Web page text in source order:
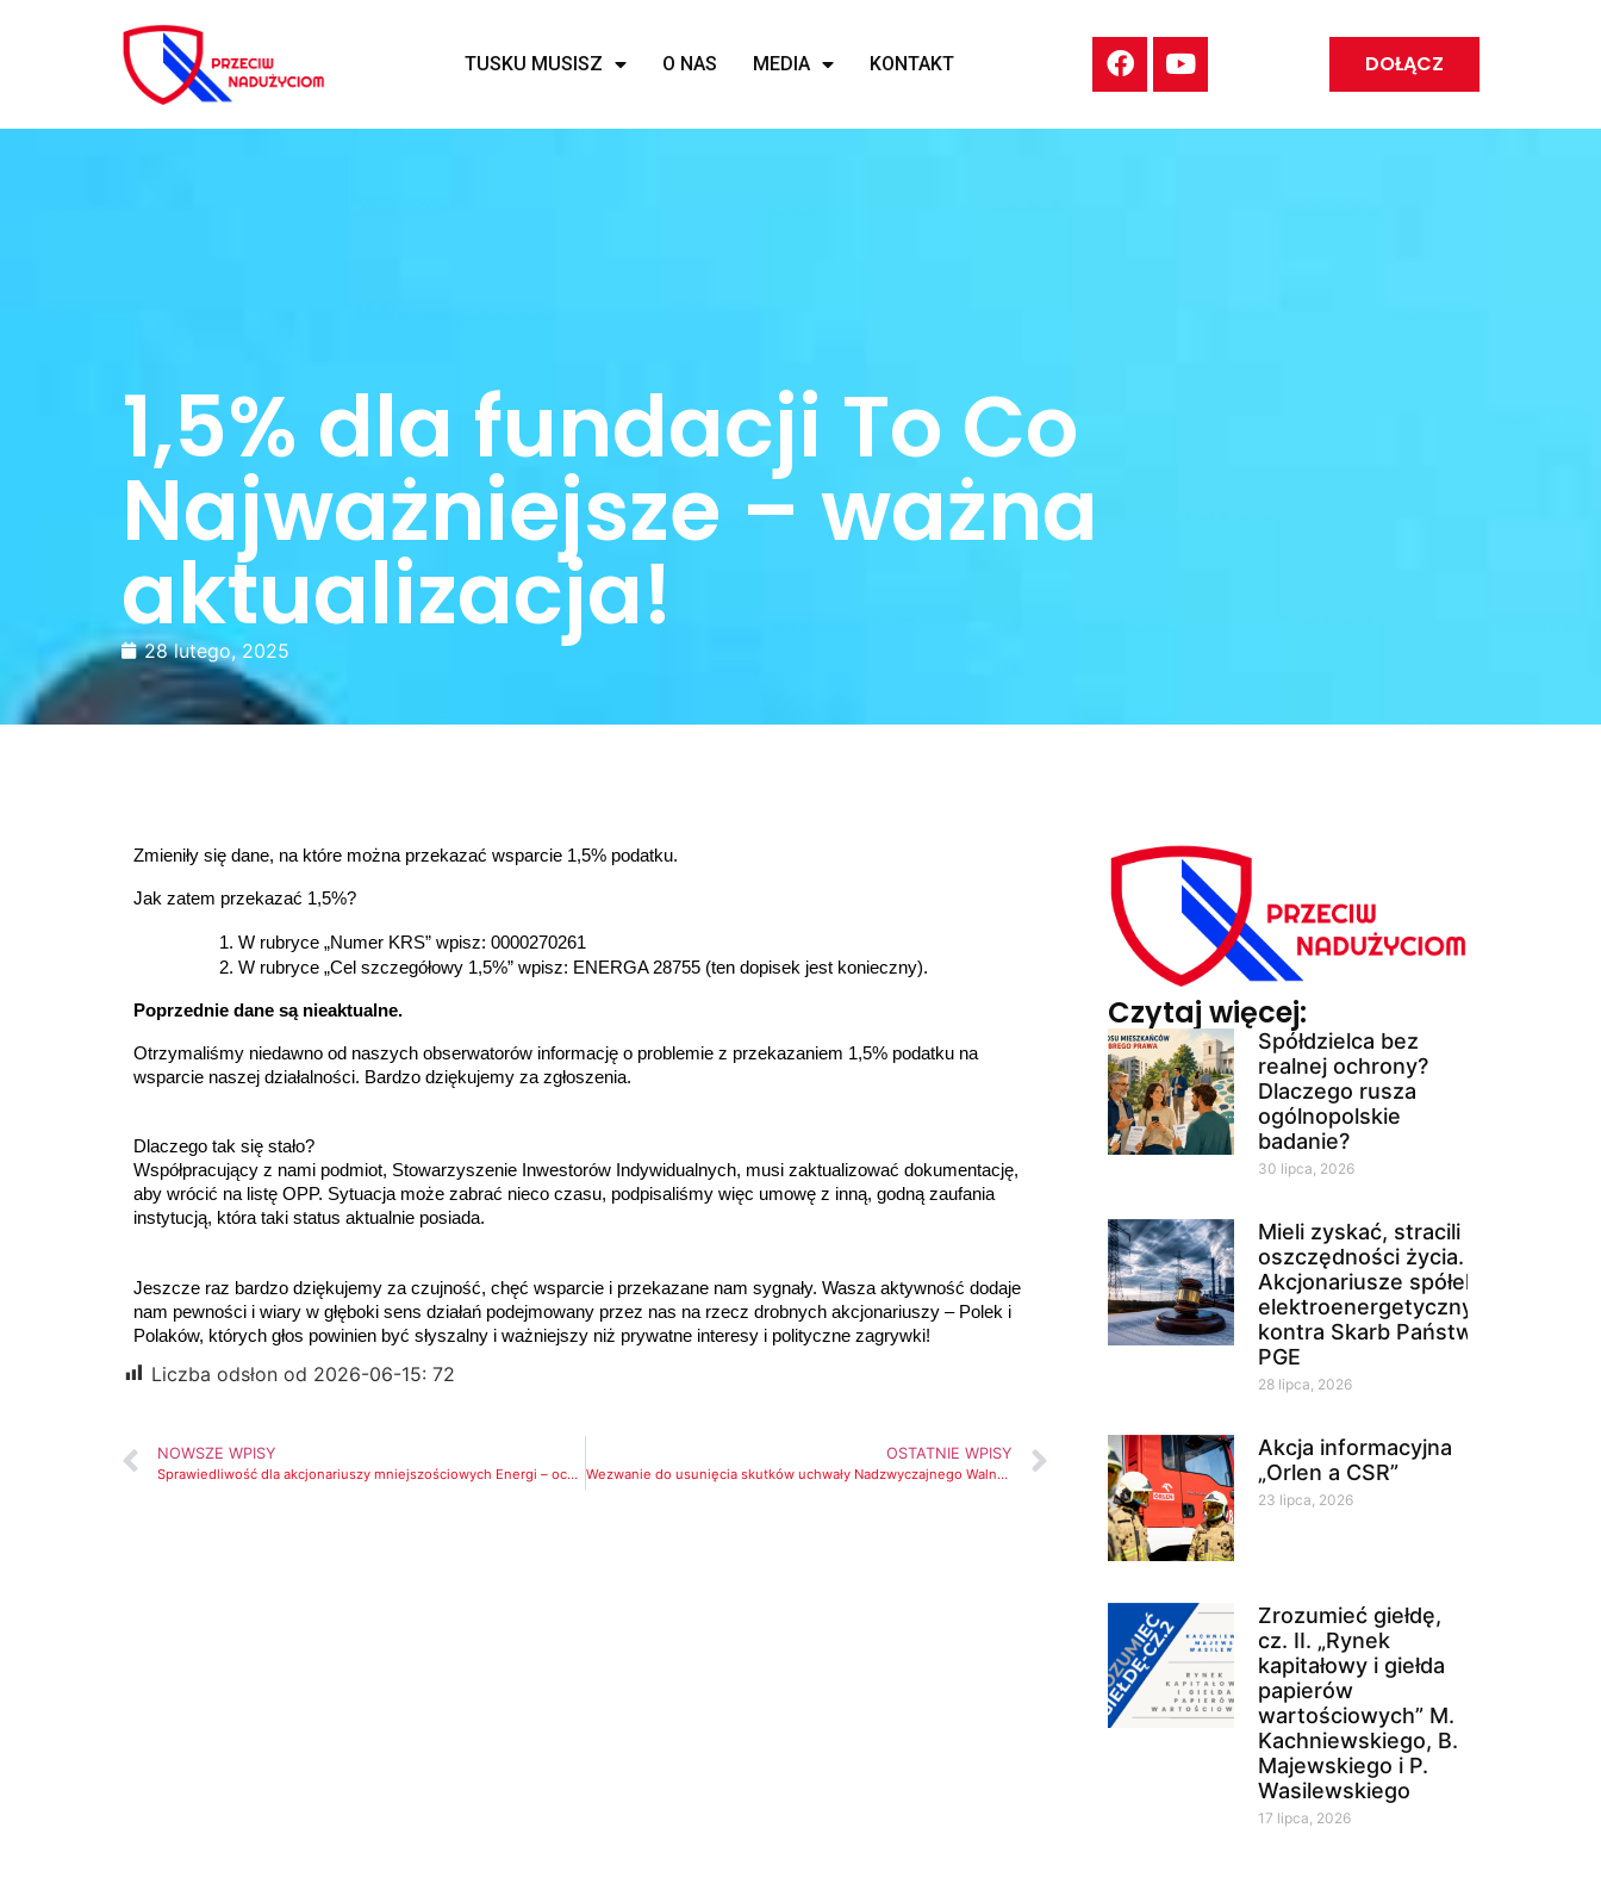
TUSKU MUSISZ O NAS MEDIA KONTAKT DOŁĄCZ
1,5% dla fundacji To Co
Najważniejsze – ważna
aktualizacja!
28 lutego, 2025
Zmieniły się dane, na które można przekazać wsparcie 1,5% podatku.
Jak zatem przekazać 1,5%?
W rubryce „Numer KRS” wpisz: 0000270261
W rubryce „Cel szczegółowy 1,5%” wpisz: ENERGA 28755 (ten dopisek jest konieczny).
Poprzednie dane są nieaktualne.
Otrzymaliśmy niedawno od naszych obserwatorów informację o problemie z przekazaniem 1,5% podatku na
wsparcie naszej działalności. Bardzo dziękujemy za zgłoszenia.
Dlaczego tak się stało?
Współpracujący z nami podmiot, Stowarzyszenie Inwestorów Indywidualnych, musi zaktualizować dokumentację,
aby wrócić na listę OPP. Sytuacja może zabrać nieco czasu, podpisaliśmy więc umowę z inną, godną zaufania
instytucją, która taki status aktualnie posiada.
Jeszcze raz bardzo dziękujemy za czujność, chęć wsparcie i przekazane nam sygnały. Wasza aktywność dodaje
nam pewności i wiary w głęboki sens działań podejmowany przez nas na rzecz drobnych akcjonariuszy – Polek i
Polaków, których głos powinien być słyszalny i ważniejszy niż prywatne interesy i polityczne zagrywki!
Liczba odsłon od 2026-06-15: 72
NOWSZE WPISY
Sprawiedliwość dla akcjonariuszy mniejszościowych Energi – oczekujemy konkretów. Wywiad dla Parkiet.com
OSTATNIE WPISY
Wezwanie do usunięcia skutków uchwały Nadzwyczajnego Walnego Zgromadzenia ENERGA
Czytaj więcej:
Spółdzielca bez
realnej ochrony?
Dlaczego rusza
ogólnopolskie
badanie?
30 lipca, 2026
Mieli zyskać, stracili
oszczędności życia.
Akcjonariusze spółek
elektroenergetycznych
kontra Skarb Państwa i
PGE
28 lipca, 2026
Akcja informacyjna
„Orlen a CSR”
23 lipca, 2026
Zrozumieć giełdę,
cz. II. „Rynek
kapitałowy i giełda
papierów
wartościowych” M.
Kachniewskiego, B.
Majewskiego i P.
Wasilewskiego
17 lipca, 2026